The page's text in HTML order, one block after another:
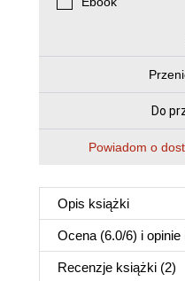
Do
Powiadom o
Opis książki
Ocena (6.0/6) i opinie
Recenzje książki (2)